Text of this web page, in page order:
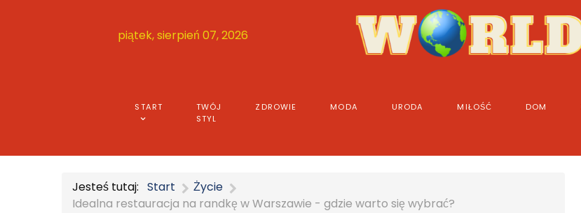
piątek, sierpień 07, 2026
START
TWÓJ
STYL
ZDROWIE MODA URODA MIŁOŚĆ DOM
Jesteś tutaj: Start
Życie
Idealna restauracja na randkę w Warszawie - gdzie warto się wybrać?